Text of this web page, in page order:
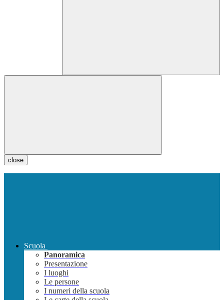
close
Scuola
Panoramica
Presentazione
I luoghi
Le persone
I numeri della scuola